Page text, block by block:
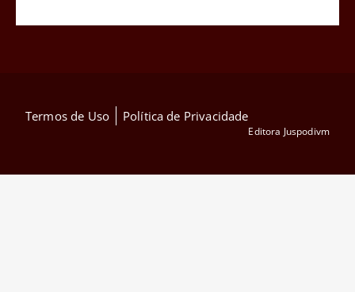
Termos de Uso Política de Privacidade
Editora Juspodivm